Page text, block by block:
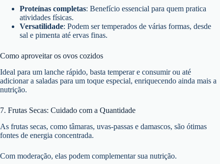
Proteínas completas: Benefício essencial para quem pratica
atividades físicas.
Versatilidade: Podem ser temperados de várias formas, desde
sal e pimenta até ervas finas.
Como aproveitar os ovos cozidos
Ideal para um lanche rápido, basta temperar e consumir ou até
adicionar a saladas para um toque especial, enriquecendo ainda mais a
nutrição.
7. Frutas Secas: Cuidado com a Quantidade
As frutas secas, como tâmaras, uvas-passas e damascos, são ótimas
fontes de energia concentrada.
Com moderação, elas podem complementar sua nutrição.